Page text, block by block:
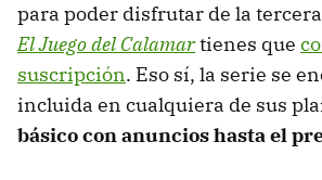
para poder disfrutar de la
El Juego del Calamartienes que
suscripción. Eso sí, la serie se
incluida en cualquiera de sus
básico con anuncios hasta el